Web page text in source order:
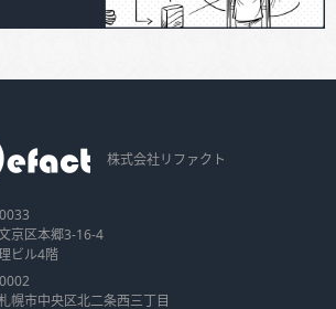
株式会社リファクト
京区本郷3-16-4
ビル4階
幌市中央区北二条西三丁目